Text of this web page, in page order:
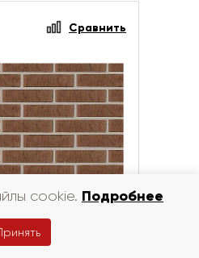
Сравнить
лицевой ЖКЗ
cookie. Подробнее